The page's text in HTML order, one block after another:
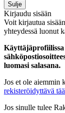
Sulje
Kirjaudu sisään
Voit kirjautua
yhteydessä luonut
luomasi salasana.
Jos et ole aiemmin
rekisteröidyttävä
Jos sinulle tulee